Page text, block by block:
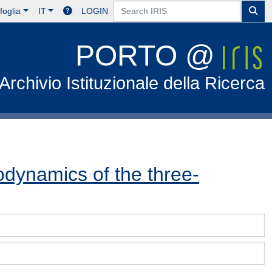
IT LOGIN
PORTO @
Istituzionale della Ricerca
of the three-